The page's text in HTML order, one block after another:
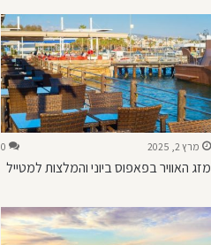
מרץ 2, 2025 0
מזג האוויר בפאפוס ביוני והמלצות למטייל